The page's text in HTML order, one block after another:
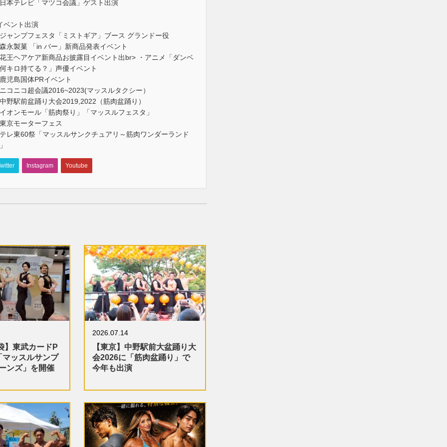
日本テレビ「マツコ会議」ゲスト出演
ベント出演
ジャンプフェスタ「ミストギア」ブース グランドー役
森永製菓 「in バー」新商品発表イベント
花王ヘアケア新商品お披露目イベント出br> ・アニメ「ダンベ
キロ持てる？」声優イベント
鹿児島国体PRイベント
ニコニコ超会議2016~2023(マッスルタクシー）
中野駅前盆踊り大会2019,2022（筋肉盆踊り）
イオンモール「筋肉祭り」「マッスルフェスタ」
東京モーターフェス
テレ東60祭「マッスルサンクチュアリ～筋肉ワンダーランド
Instagram Youtube
】東武カードP
マッスルサンプ
ンズ」を開催
2026.07.14
【東京】中野駅前大盆踊り大
会2026に「筋肉盆踊り」で
今年も出演